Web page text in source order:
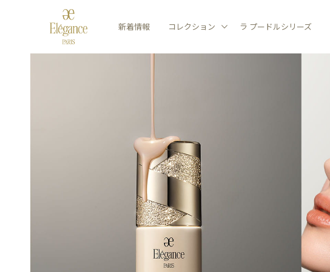
新着情報 コレクション ラ プードルシリーズ